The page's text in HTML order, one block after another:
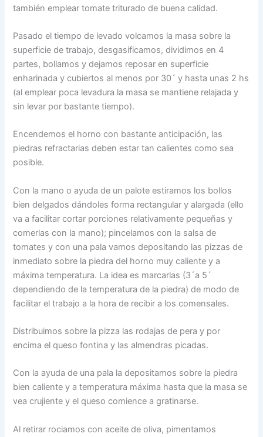
también emplear tomate triturado de buena calidad.
Pasado el tiempo de levado volcamos la masa sobre la
superficie de trabajo, desgasificamos, dividimos en 4
partes, bollamos y dejamos reposar en superficie
enharinada y cubiertos al menos por 30´ y hasta unas 2 hs
(al emplear poca levadura la masa se mantiene relajada y
sin levar por bastante tiempo).
Encendemos el horno con bastante anticipación, las
piedras refractarias deben estar tan calientes como sea
posible.
Con la mano o ayuda de un palote estiramos los bollos
bien delgados dándoles forma rectangular y alargada (ello
va a facilitar cortar porciones relativamente pequeñas y
comerlas con la mano); pincelamos con la salsa de
tomates y con una pala vamos depositando las pizzas de
inmediato sobre la piedra del horno muy caliente y a
máxima temperatura. La idea es marcarlas (3´a 5´
dependiendo de la temperatura de la piedra) de modo de
facilitar el trabajo a la hora de recibir a los comensales.
Distribuimos sobre la pizza las rodajas de pera y por
encima el queso fontina y las almendras picadas.
Con la ayuda de una pala la depositamos sobre la piedra
bien caliente y a temperatura máxima hasta que la masa se
vea crujiente y el queso comience a gratinarse.
Al retirar rociamos con aceite de oliva, pimentamos